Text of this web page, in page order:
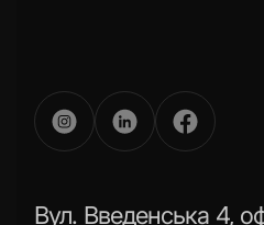
Вул. Введенська 4,